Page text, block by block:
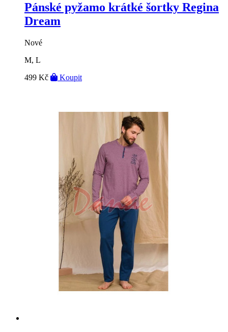
Pánské pyžamo krátké šortky Regina
Dream
Nové
M, L
499 Kč
Koupit